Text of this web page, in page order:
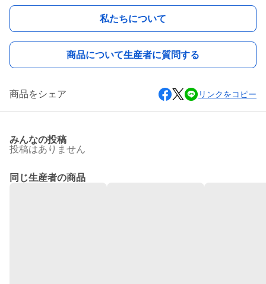
私たちについて
商品について生産者に質問する
商品をシェア リンクをコピー
みんなの投稿
投稿はありません
同じ生産者の商品